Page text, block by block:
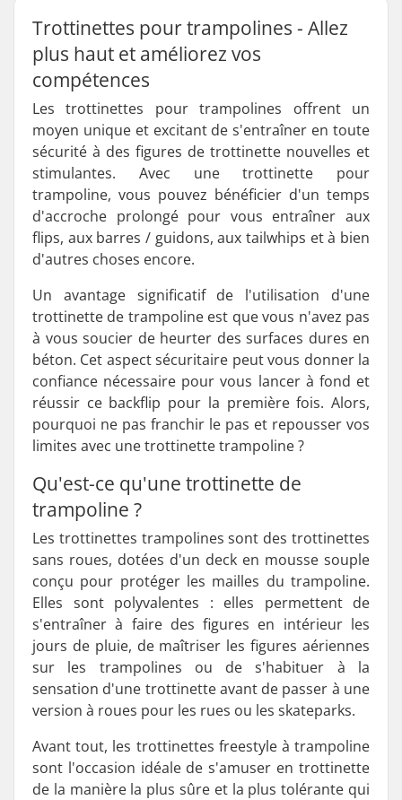
Trottinettes pour trampolines - Allez
plus haut et améliorez vos
compétences
Les trottinettes pour trampolines offrent un
moyen unique et excitant de s'entraîner en toute
sécurité à des figures de trottinette nouvelles et
stimulantes. Avec une trottinette pour
trampoline, vous pouvez bénéficier d'un temps
d'accroche prolongé pour vous entraîner aux
flips, aux barres / guidons, aux tailwhips et à bien
d'autres choses encore.
Un avantage significatif de l'utilisation d'une
trottinette de trampoline est que vous n'avez pas
à vous soucier de heurter des surfaces dures en
béton. Cet aspect sécuritaire peut vous donner la
confiance nécessaire pour vous lancer à fond et
réussir ce backflip pour la première fois. Alors,
pourquoi ne pas franchir le pas et repousser vos
limites avec une trottinette trampoline ?
Qu'est-ce qu'une trottinette de
trampoline ?
Les trottinettes trampolines sont des trottinettes
sans roues, dotées d'un deck en mousse souple
conçu pour protéger les mailles du trampoline.
Elles sont polyvalentes : elles permettent de
s'entraîner à faire des figures en intérieur les
jours de pluie, de maîtriser les figures aériennes
sur les trampolines ou de s'habituer à la
sensation d'une trottinette avant de passer à une
version à roues pour les rues ou les skateparks.
Avant tout, les trottinettes freestyle à trampoline
sont l'occasion idéale de s'amuser en trottinette
de la manière la plus sûre et la plus tolérante qui